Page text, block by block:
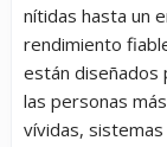
nítidas hasta un
rendimiento
están diseñados
las personas
vívidas,